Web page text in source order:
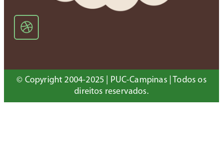
© Copyright 2004-2025 | PUC-Campinas | Todos os
direitos reservados.